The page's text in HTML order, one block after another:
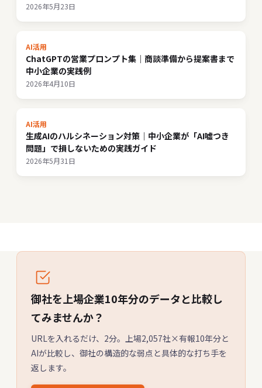
2026年5月23日
AI活用
ChatGPTの営業プロンプト集｜商談準備から提案書まで
中小企業の実践例
2026年4月10日
AI活用
生成AIのハルシネーション対策｜中小企業が「AI嘘つき
問題」で損しないための実践ガイド
2026年5月31日
御社を上場企業10年分のデータと比較し
てみませんか？
URLを入れるだけ、2分。上場2,057社×有報10年分と
AIが比較し、御社の構造的な弱点と具体的な打ち手を
返します。